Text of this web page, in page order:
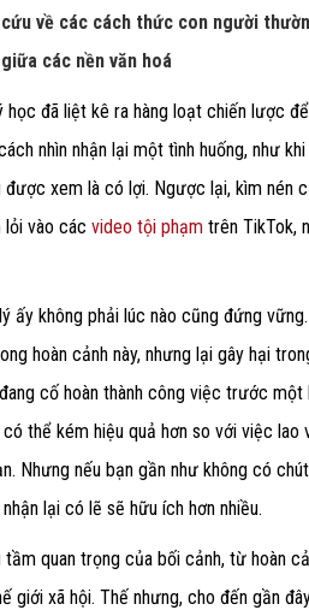
về các cách thức con người
các nền văn hoá
học đã liệt kê ra hàng loạt chiến lược
cách nhìn nhận lại một tình huống, như
xem là có lợi. Ngược lại, kìm nén
lỏi vào các video tội phạm trên TikTok,
ấy không phải lúc nào cũng đứng
hoàn cảnh này, nhưng lại gây hại
cố hoàn thành công việc trước
thể kém hiệu quả hơn so với việc
Nhưng nếu bạn gần như không có
lại có lẽ sẽ hữu ích hơn nhiều.
tầm quan trọng của bối cảnh, từ hoàn
giới xã hội. Thế nhưng, cho đến gần